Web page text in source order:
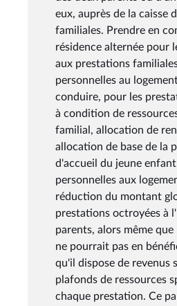
eux, auprès de la caisse
familiales. Prendre en
résidence alternée pour
aux prestations
personnelles au
conduire, pour les
à condition de
familial, allocation de
allocation de base de la
d'accueil du jeune
personnelles aux
réduction du montant
prestations octroyées à
parents, alors même
ne pourrait pas en
qu'il dispose de revenus
plafonds de ressources
chaque prestation. Ce